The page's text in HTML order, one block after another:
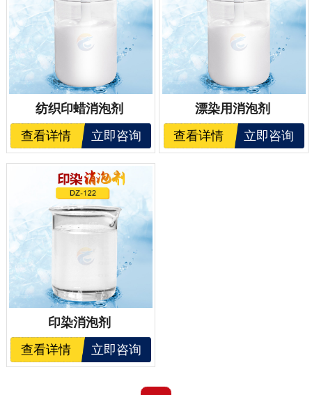
纺织印蜡消泡剂
查看详情
立即咨询
漂染用消泡剂
查看详情
立即咨询
印染消泡剂
查看详情
立即咨询